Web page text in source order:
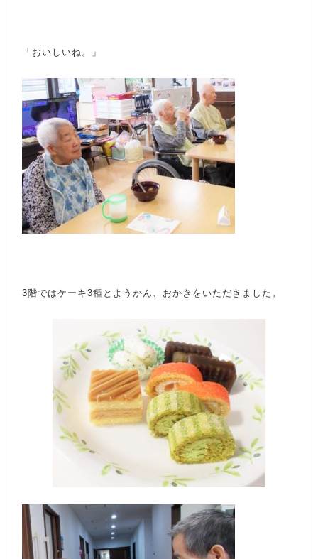
「おいしいね。」
3階ではケーキ3種とようかん、おかきをいただきました。